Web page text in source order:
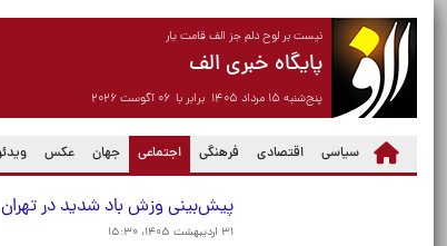
نیست بر لوح دلم جز الف قامت یار
پایگاه خبری الف
پنج‌شنبه ۱۵ مرداد ۱۴۰۵ برابر با ۰۶ آگوست ۲۰۲۶
سیاسی اقتصادی فرهنگی اجتماعی
(current) جهان عکس
پیش‌بینی وزش باد شدید در تهران
۳۱ اردیبهشت ۱۴۰۵، ۱۵:۳۰